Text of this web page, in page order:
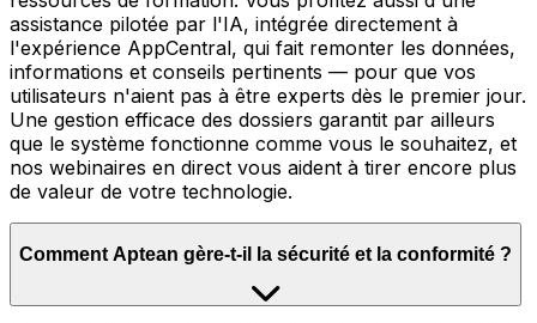
assistance pilotée par l'IA, intégrée directement à
l'expérience AppCentral, qui fait remonter les données,
informations et conseils pertinents — pour que vos
utilisateurs n'aient pas à être experts dès le premier jour.
Une gestion efficace des dossiers garantit par ailleurs
que le système fonctionne comme vous le souhaitez, et
nos webinaires en direct vous aident à tirer encore plus
de valeur de votre technologie.
Comment Aptean gère-t-il la sécurité et la conformité ?